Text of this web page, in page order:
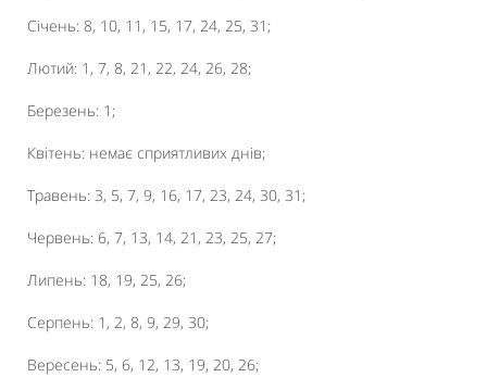
Січень: 8, 10, 11, 15, 17, 24, 25, 31;
Лютий: 1, 7, 8, 21, 22, 24, 26, 28;
Березень: 1;
Квітень: немає сприятливих днів;
Травень: 3, 5, 7, 9, 16, 17, 23, 24, 30, 31;
Червень: 6, 7, 13, 14, 21, 23, 25, 27;
Липень: 18, 19, 25, 26;
Серпень: 1, 2, 8, 9, 29, 30;
Вересень: 5, 6, 12, 13, 19, 20, 26;